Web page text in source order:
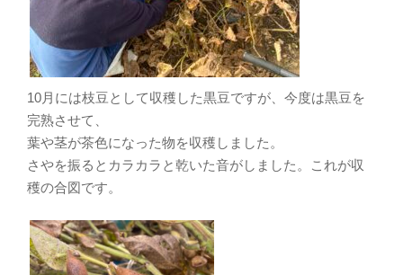
10月には枝豆として収穫した黒豆ですが、今度は黒豆を
完熟させて、
葉や茎が茶色になった物を収穫しました。
さやを振るとカラカラと乾いた音がしました。これが収
穫の合図です。